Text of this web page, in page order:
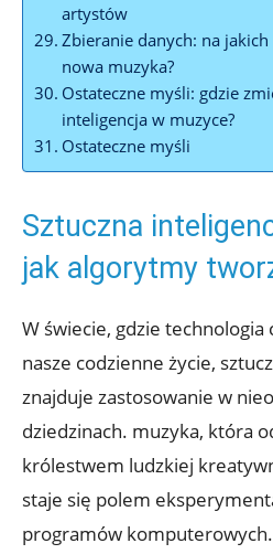
artystów
Zbieranie danych: na
nowa muzyka?
Ostateczne myśli: gdzie
inteligencja w muzyce?
Ostateczne myśli
Sztuczna
jak algorytmy
W świecie, gdzie
nasze codzienne życie,
znajduje zastosowanie w
dziedzinach. muzyka, która
królestwem ludzkiej
staje się polem
programów